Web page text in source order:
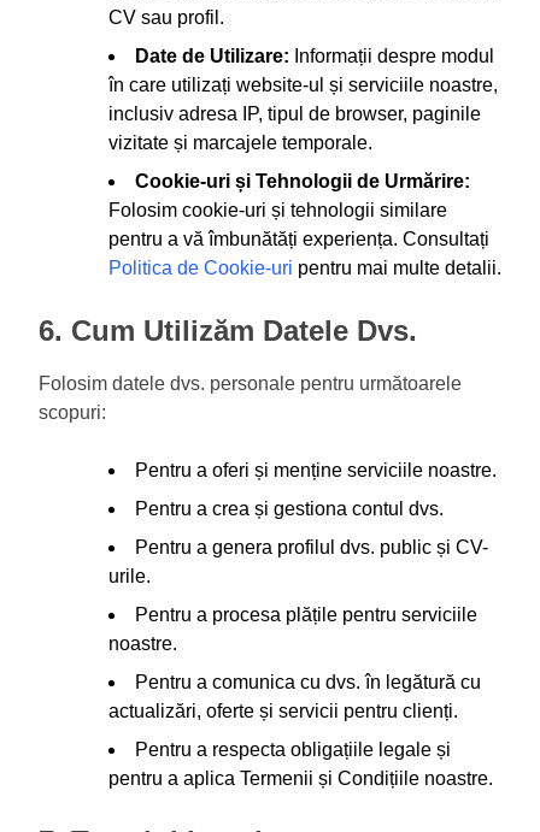
CV sau profil.
Date de Utilizare: Informații despre modul
în care utilizați website-ul și serviciile noastre,
inclusiv adresa IP, tipul de browser, paginile
vizitate și marcajele temporale.
Cookie-uri și Tehnologii de Urmărire:
Folosim cookie-uri și tehnologii similare
pentru a vă îmbunătăți experiența. Consultați
Politica de Cookie-uri pentru mai multe detalii.
6. Cum Utilizăm Datele Dvs.
Folosim datele dvs. personale pentru următoarele
scopuri:
Pentru a oferi și menține serviciile noastre.
Pentru a crea și gestiona contul dvs.
Pentru a genera profilul dvs. public și CV-
urile.
Pentru a procesa plățile pentru serviciile
noastre.
Pentru a comunica cu dvs. în legătură cu
actualizări, oferte și servicii pentru clienți.
Pentru a respecta obligațiile legale și
pentru a aplica Termenii și Condițiile noastre.